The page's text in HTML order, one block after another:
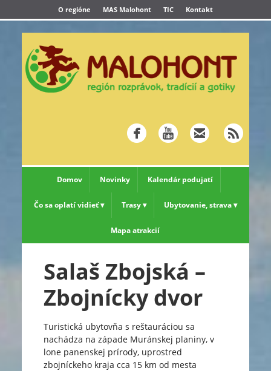
O regióne MAS Malohont TIC Kontakt
Domov Novinky Kalendár podujatí
Čo sa oplatí vidieť Trasy Ubytovanie, strava
Mapa atrakcií
Salaš Zbojská –
Zbojnícky dvor
Turistická ubytovňa s reštauráciou sa
nachádza na západe Muránskej planiny, v
lone panenskej prírody, uprostred
zbojníckeho kraja cca 15 km od mesta